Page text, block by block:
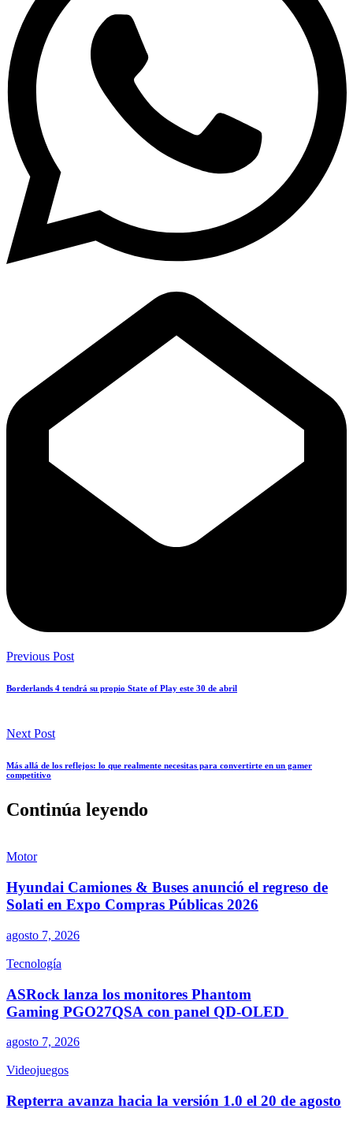
Previous Post
Borderlands 4 tendrá su propio State of Play este 30 de abril
Next Post
Más allá de los reflejos: lo que realmente necesitas para convertirte en un gamer
competitivo
Continúa leyendo
Motor
Hyundai Camiones & Buses anunció el regreso de
Solati en Expo Compras Públicas 2026
agosto 7, 2026
Tecnología
ASRock lanza los monitores Phantom
Gaming PGO27QSA con panel QD-OLED
agosto 7, 2026
Videojuegos
Repterra avanza hacia la versión 1.0 el 20 de agosto